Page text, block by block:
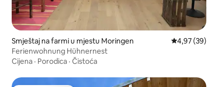
Smještaj na farmi u mjestu Moringen Prosječna
4,97 (39)
Ferienwohnung Hühnernest
Cijena · Porodica · Čistoća